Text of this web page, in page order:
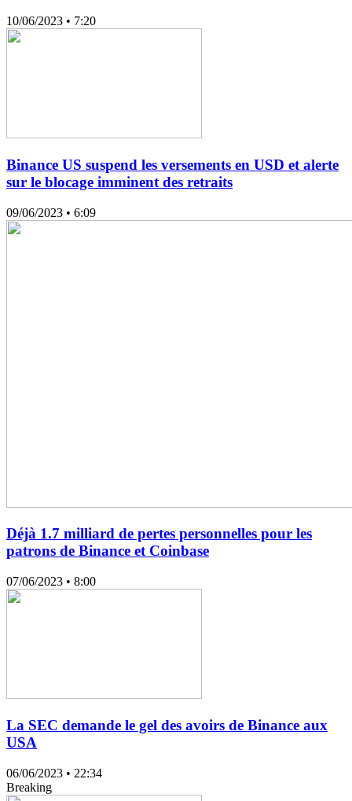
10/06/2023 • 7:20
Binance US suspend les versements en USD et alerte
sur le blocage imminent des retraits
09/06/2023 • 6:09
Déjà 1.7 milliard de pertes personnelles pour les
patrons de Binance et Coinbase
07/06/2023 • 8:00
La SEC demande le gel des avoirs de Binance aux
USA
06/06/2023 • 22:34
Breaking